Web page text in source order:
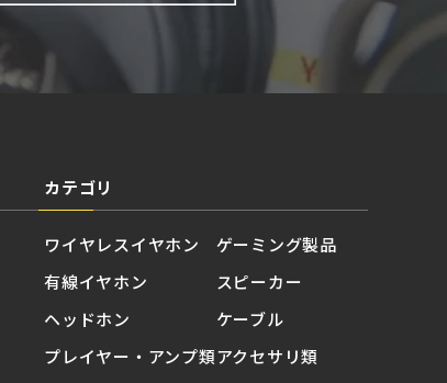
カテゴリ
ワイヤレスイヤホン
有線イヤホン
ヘッドホン
プレイヤー・アンプ類
ゲーミング製品
スピーカー
ケーブル
アクセサリ類